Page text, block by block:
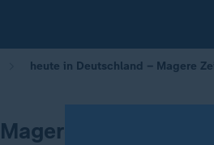
heute in Deutschland – Magere
Magere Zeiten für